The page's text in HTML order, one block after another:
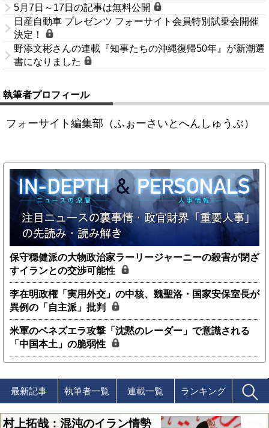
5月7日～17日の記事は無料公開
日産自動車 プレゼンツ フォーサイト会員特別試乗会開催
決定！
野添文彬さんの連載『知事たちの沖縄復帰50年』が新潮選
書になりました
執筆者プロフィール
フォーサイト編集部（ふぉーさいとへんしゅうぶ）
保守穏健派の大物政治家ラーリージャーニーの殺害が閉ざ
すイランとの交渉可能性
李在明政権「実用外交」の中核、魏聖洛・国家安保室長が
異例の「自主派」批判
米軍のベネズエラ攻撃「沈黙のレーダー」で意識される
「中国本土」の脆弱性
最新記事 執筆者一覧 連載一覧 ランキング
村上拓哉：混沌のイラン情勢